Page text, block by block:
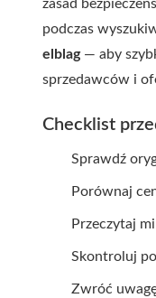
zasad
podczas
elblag— aby
sprzedawców i
Checklist
Sprawdź
Porównaj
Przeczytaj
Skontroluj
Zwróć